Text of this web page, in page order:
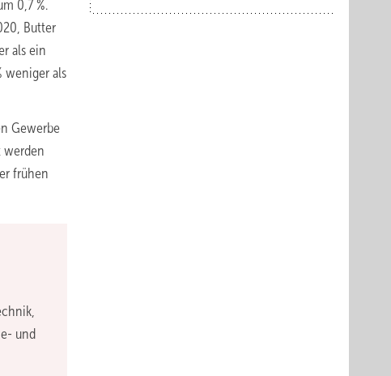
0,7 %.
Butter
als ein
weniger als
Gewerbe
werden
frühen
und